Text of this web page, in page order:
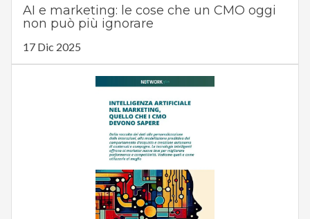
AI e marketing: le cose che un CMO oggi
non può più ignorare
17 Dic 2025